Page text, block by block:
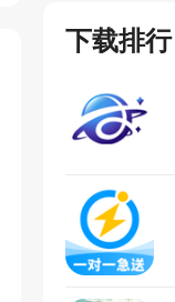
下载排行